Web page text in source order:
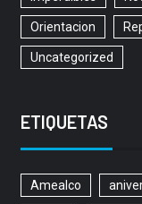
Orientacion
Uncategorized
ETIQUETAS
Amealco